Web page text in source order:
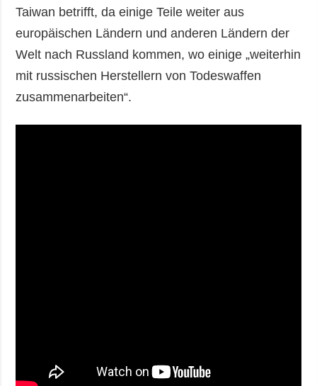
Taiwan betrifft, da einige Teile weiter aus
europäischen Ländern und anderen Ländern der
Welt nach Russland kommen, wo einige „weiterhin
mit russischen Herstellern von Todeswaffen
zusammenarbeiten“.